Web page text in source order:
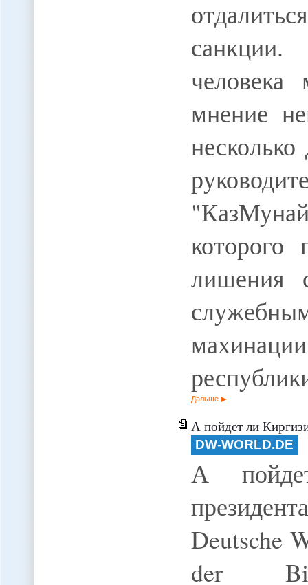
санкции.
мнение
лишения
Дальше
А пойдет ли
DW-WORLD.DE
А
Deutsche
der